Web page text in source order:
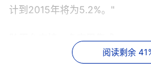
计到2015年将为5.2%。"
跨平台支持，多应用集成
除了销售强劲增长外，安腾普整
阅读剩余